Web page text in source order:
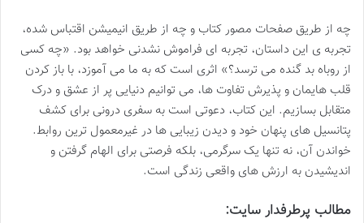
چه از طریق صفحات مصور کتاب و چه از طریق انیمیشن اقتباس شده،
تجربه ی این داستان، تجربه ای فراموش نشدنی خواهد بود. «چه کسی
از روباه بد گنده می ترسد؟» اثری است که به ما می آموزد، با باز کردن
قلب هایمان و پذیرش تفاوت ها، می توانیم دنیایی پر از عشق و درک
متقابل بسازیم. این کتاب، دعوتی است به سفری درونی برای کشف
پتانسیل های پنهان خود و دیدن زیبایی ها در غیرمعمول ترین روابط.
خواندن آن، نه تنها یک سرگرمی، بلکه فرصتی برای الهام گرفتن و
اندیشیدن به ارزش های واقعی زندگی است.
مطالب پرطرفدار سایت: